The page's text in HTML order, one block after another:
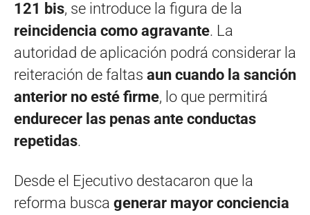
121 bis, se introduce la figura de la
reincidencia como agravante. La
autoridad de aplicación podrá considerar la
reiteración de faltas aun cuando la sanción
anterior no esté firme, lo que permitirá
endurecer las penas ante conductas
repetidas.
Desde el Ejecutivo destacaron que la
reforma busca generar mayor conciencia